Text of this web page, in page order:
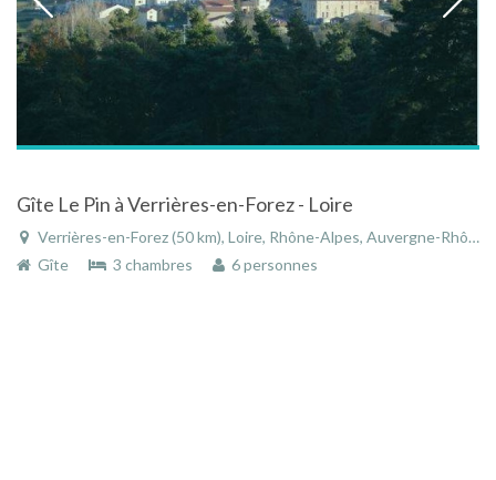
Gîte Le Pin à Verrières-en-Forez - Loire
Verrières-en-Forez (50 km), Loire, Rhône-Alpes, Auvergne-Rhône-Alpes, France
Gîte
3 chambres 6 personnes